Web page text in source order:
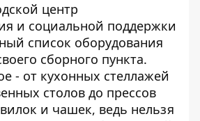
центр
и социальной поддержки
список оборудования
сборного пункта.
- от кухонных стеллажей
столов до прессов
и чашек, ведь нельзя